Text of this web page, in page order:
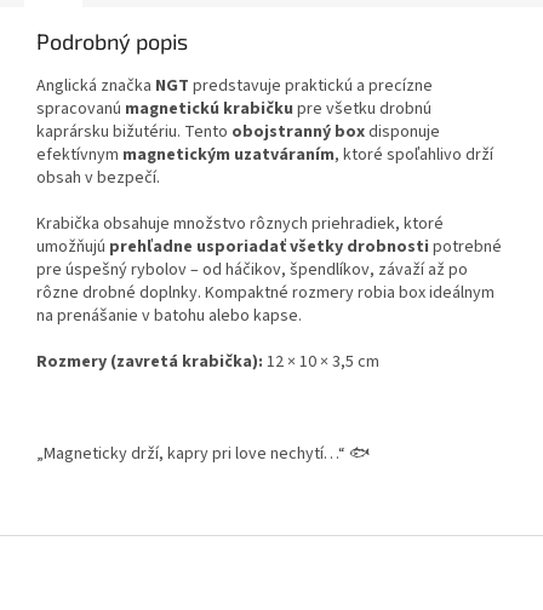
Podrobný popis
Anglická značka NGT predstavuje praktickú a precízne
spracovanú magnetickú krabičku pre všetku drobnú
kaprársku bižutériu. Tento obojstranný boxdisponuje
efektívnym magnetickým uzatváraním, ktoré spoľahlivo drží
obsah v bezpečí.
Krabička obsahuje množstvo rôznych priehradiek, ktoré
umožňujú prehľadne usporiadať všetky drobnosti potrebné
pre úspešný rybolov – od háčikov, špendlíkov, závaží až po
rôzne drobné doplnky. Kompaktné rozmery robia box ideálnym
na prenášanie v batohu alebo kapse.
Rozmery (zavretá krabička): 12 × 10 × 3,5 cm
„Magneticky drží, kapry pri love nechytí…“ 🐟